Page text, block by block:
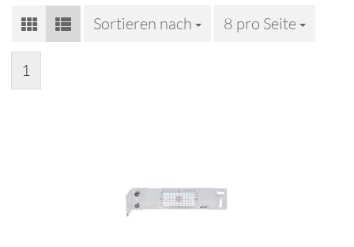
Sortieren nach
Sortieren nach 8 pro Seite
pro Seite
1